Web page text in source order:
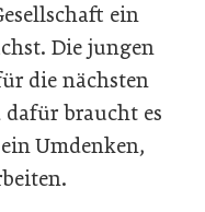
ein
Die jungen
die nächsten
braucht es
Umdenken,